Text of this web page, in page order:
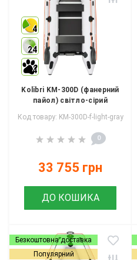
4
24
4
Kolibri KM-300D (фанерний
пайол) світло-сірий
Код товару: KM-300D-f-light-gray
0
33 755 грн
ДО КОШИКА
Безкоштовна доставка
Популярний